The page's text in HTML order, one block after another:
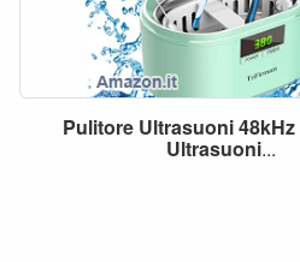
Pulitore Ultrasuoni48kHz
Ultrasuoni...